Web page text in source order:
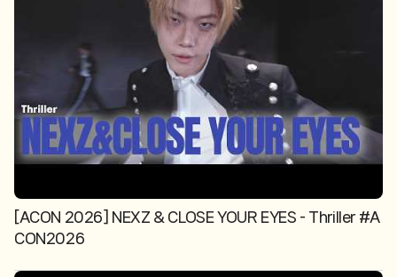
[ACON 2026] NEXZ & CLOSE YOUR EYES - Thriller #A
CON2026